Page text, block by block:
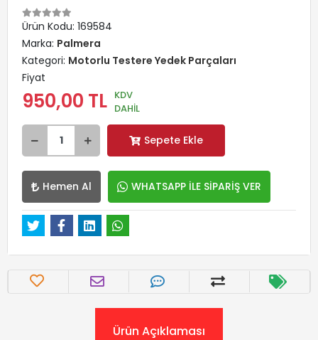
Ürün Kodu: 169584
Marka: Palmera
Kategori: Motorlu Testere Yedek Parçaları
Fiyat
950,00 TL KDV
DAHİL
Sepete Ekle
Hemen Al WHATSAPP İLE SİPARİŞ VER
Ürün Açıklaması